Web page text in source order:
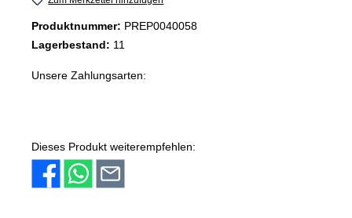
Produktnummer: PREP0040058
Lagerbestand: 11
Unsere Zahlungsarten:
Dieses Produkt weiterempfehlen: